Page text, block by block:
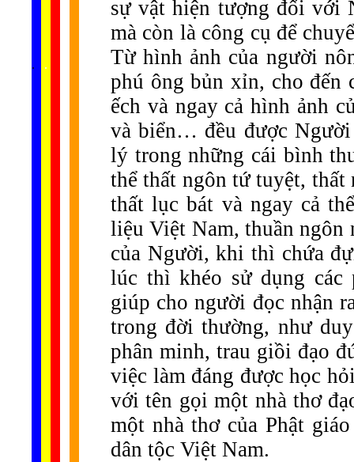
. .
sự vật hiện tượng đối với
mà còn là công cụ để
Từ hình ảnh của người
phú ông bủn xỉn, cho đến
ếch và ngay cả hình ảnh
và biển… đều được Người
lý trong những cái bình
thể thất ngôn tứ tuyệt,
thất lục bát và ngay cả
liệu Việt Nam, thuần
của Người, khi thì chứa
lúc thì khéo sử dụng các
giúp cho người đọc nhận
trong đời thường, như
phân minh, trau giồi đạo
việc làm đáng được học
với tên gọi một nhà thơ
một nhà thơ của Phật
dân tộc Việt Nam.